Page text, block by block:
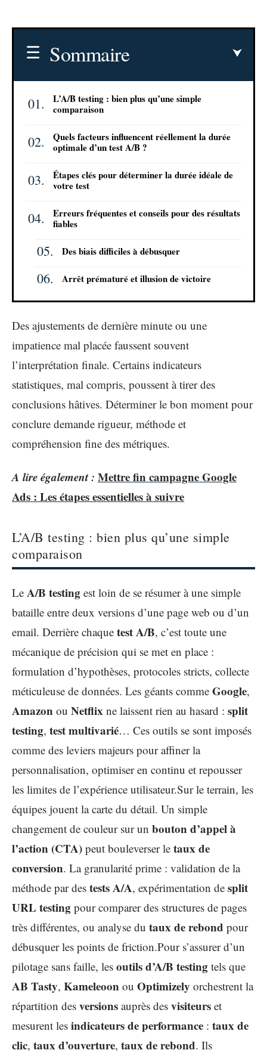
Sommaire
L’A/B testing : bien plus qu’une simple
comparaison
Quels facteurs influencent réellement la durée
optimale d’un test A/B ?
Étapes clés pour déterminer la durée idéale de
votre test
Erreurs fréquentes et conseils pour des résultats
fiables
Des biais difficiles à débusquer
Arrêt prématuré et illusion de victoire
Des ajustements de dernière minute ou une
impatience mal placée faussent souvent
l’interprétation finale. Certains indicateurs
statistiques, mal compris, poussent à tirer des
conclusions hâtives. Déterminer le bon moment pour
conclure demande rigueur, méthode et
compréhension fine des métriques.
A lire également : Mettre fin campagne Google
Ads : Les étapes essentielles à suivre
L’A/B testing : bien plus qu’une simple
comparaison
Le A/B testing est loin de se résumer à une simple
bataille entre deux versions d’une page web ou d’un
email. Derrière chaque test A/B, c’est toute une
mécanique de précision qui se met en place :
formulation d’hypothèses, protocoles stricts, collecte
méticuleuse de données. Les géants comme Google,
Amazon ou Netflix ne laissent rien au hasard : split
testing, test multivarié… Ces outils se sont imposés
comme des leviers majeurs pour affiner la
personnalisation, optimiser en continu et repousser
les limites de l’expérience utilisateur.Sur le terrain, les
équipes jouent la carte du détail. Un simple
changement de couleur sur un bouton d’appel à
l’action (CTA) peut bouleverser le taux de
conversion. La granularité prime : validation de la
méthode par des tests A/A, expérimentation de split
URL testing pour comparer des structures de pages
très différentes, ou analyse du taux de rebond pour
débusquer les points de friction.Pour s’assurer d’un
pilotage sans faille, les outils d’A/B testing tels que
AB Tasty, Kameleoon ou Optimizely orchestrent la
répartition des versions auprès des visiteurs et
mesurent les indicateurs de performance : taux de
clic, taux d’ouverture, taux de rebond. Ils